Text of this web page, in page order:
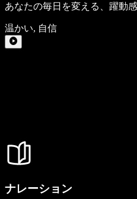
あなたの毎日を変える、躍動
温かい, 自信
ナレーション